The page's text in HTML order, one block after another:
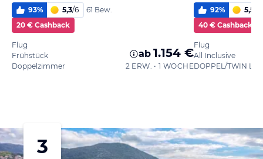
93% 5,3/6
61 Bew.
20 € Cashback
Flug
Frühstück
Doppelzimmer
ab 1.154 €
2 ERW. • 1 WOCHE
92% 5,5
40 € Cashback
Flug
All Inclusive
3